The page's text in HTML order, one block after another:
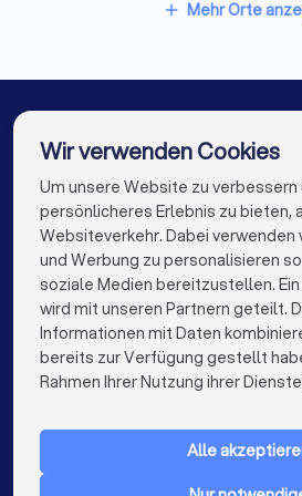
Diese Unterlagen sollten Sie
Alle relevanten Dokumente
Mahnungen, Gerichtsbescheide etc.)
Korrespondenz mit der
Beweismittel (E-Mails, Fotos,
Ihre konkreten Fragen und Ziele
Diese Fragen sollten Sie
✓ Haben Sie Erfahrung mit
Rechtsanwälte in
Rechtsanwälte in
Rechtsanwälte in Staßfurt
Rechtsanwälte in
Rechtsanwälte in München
Rechtsanwälte in
Rechtsanwälte in
Rechtsanwälte in
add Mehr Orte
Die besten Rechtsanwälte für Sie
info@trustlocal.de
FÜR PRIVATPERSONEN
Wir verwenden Cookies
Um unsere Website zu verbessern
persönlicheres Erlebnis zu bieten,
Websiteverkehr. Dabei verwenden
und Werbung zu personalisieren
soziale Medien bereitzustellen.
wird mit unseren Partnern geteilt.
Informationen mit Daten
bereits zur Verfügung gestellt
Rahmen Ihrer Nutzung ihrer
Alle